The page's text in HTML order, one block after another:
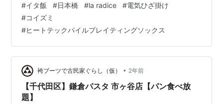
て、まずはドリンクを何にしようかなどと相談している
と、お店の人が連れの女性に「ひざ掛けはどうですか」
と声をかけてきた。連れの女性は「汚してしまうと...」
と一旦断ったがお店の人は「すぐに洗えるものですか
ら」というので、それではと、連れの女性もありがたく
ひざ掛けを受け取った。そのやり取りを隣で聞いてい
た…
#イタ飯 #日本橋 #la radice #電気ひざ掛け
#コイズミ
#ヒートテックパイルプレイティングソックス
袴ブーツで古民家ぐらし（仮） • 2年前
【千代田区】鎌倉パスタ 市ヶ谷店【パン食べ放
題】